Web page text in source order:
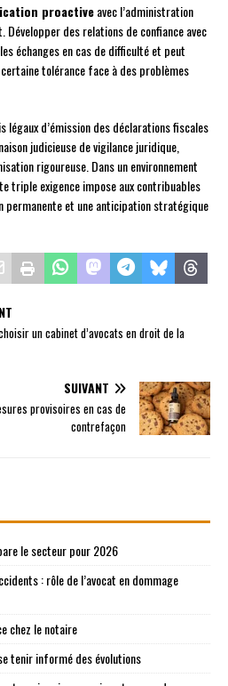
proactiveavec l’administration
des relations de confiance avec
échanges en cas de difficulté et peut
tolérance face à des problèmes
légaux d’émission des déclarations fiscales
judicieuse de vigilance juridique,
rigoureuse. Dans un environnement
triple exigence impose aux contribuables
permanente et une anticipation stratégique
un cabinet d’avocats en droit de la
SUIVANT
provisoires en cas de
contrefaçon
le secteur pour 2026
: rôle de l’avocat en dommage
chez le notaire
tenir informé des évolutions